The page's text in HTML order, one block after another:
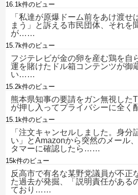
16.1k件のビュー
「私達が原爆ドーム前をあけ渡せ
まう」と訴える市民団体、それを
が……
15.7k件のビュー
フジテレビが金の卵を産む鶏を自
運を賭けたドル箱コンテンツが御
い……
15.2k件のビュー
熊本県知事の要請をガン無視した
が押し入ってプライバシーに全
15.1k件のビュー
「注文キャンセルしました。身分
い」とAmazonから突然のメール
タマーに確認したら……
15k件のビュー
反高市で有名な某野党議員が不正
た過去が発掘、「説明責任がある
ており……